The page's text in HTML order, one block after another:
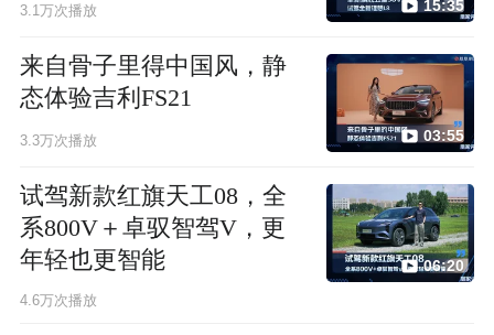
3.1万次播放 15:35
来自骨子里得中国风，静
态体验吉利FS21
3.3万次播放 03:55
试驾新款红旗天工08，全
系800V＋卓驭智驾V，更
年轻也更智能
4.6万次播放
06:20